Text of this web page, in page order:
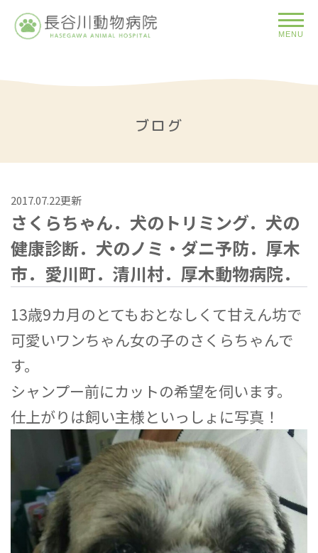
MENU
ブログ
2017.07.22更新
さくらちゃん．犬のトリミング．犬の
健康診断．犬のノミ・ダニ予防．厚木
市．愛川町．清川村．厚木動物病院．
13歳9カ月のとてもおとなしくて甘えん坊で
可愛いワンちゃん女の子のさくらちゃんで
す。
シャンプー前にカットの希望を伺います。
仕上がりは飼い主様といっしょに写真！